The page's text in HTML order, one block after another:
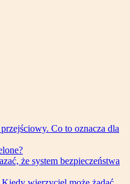
Co to oznacza dla
że system bezpieczeństwa